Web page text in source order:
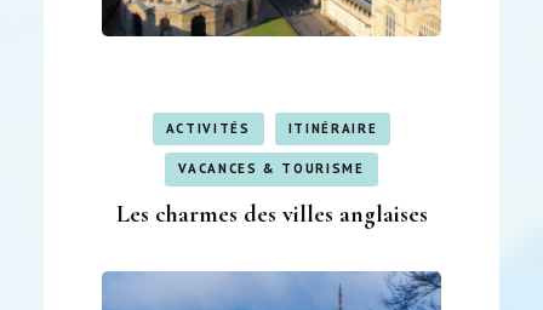
ACTIVITÉS ITINÉRAIRE
VACANCES & TOURISME
Les charmes des villes anglaises